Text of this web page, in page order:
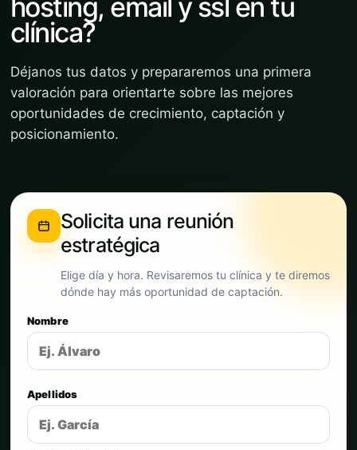
clínica?
Déjanos tus datos y prepararemos una primera
valoración para orientarte sobre las mejores
oportunidades de crecimiento, captación y
posicionamiento.
Solicita una reunión
estratégica
Elige día y hora. Revisaremos tu clínica y te diremos
dónde hay más oportunidad de captación.
Nombre
Apellidos